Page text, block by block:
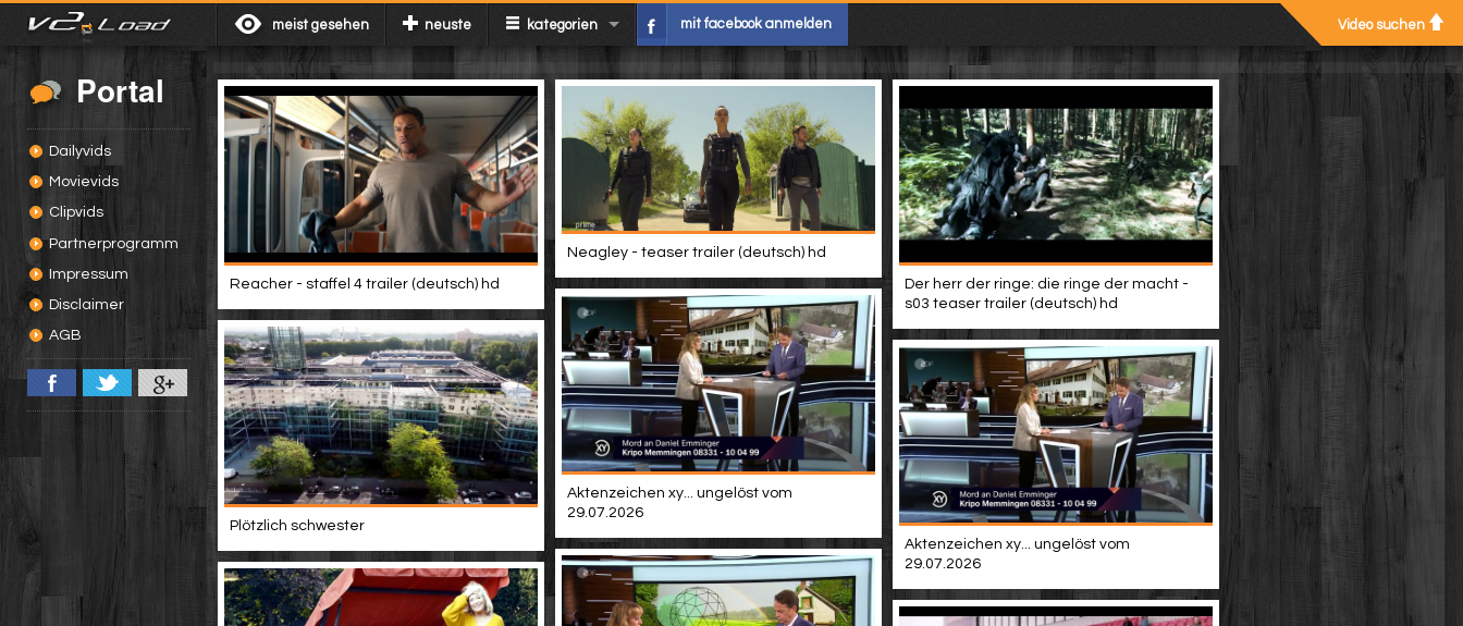
meist gesehen neuste kategorien mit facebook anmelden Video suchen
Portal
Dailyvids
Movievids
Clipvids
Partnerprogramm
Impressum
Disclaimer
AGB
Reacher - staffel 4 trailer (deutsch) hd
Neagley - teaser trailer (deutsch) hd
Der herr der ringe: die ringe der macht -
s03 teaser trailer (deutsch) hd
Aktenzeichen xy... ungelöst vom
29.07.2026
Plötzlich schwester
Aktenzeichen xy... ungelöst vom
29.07.2026